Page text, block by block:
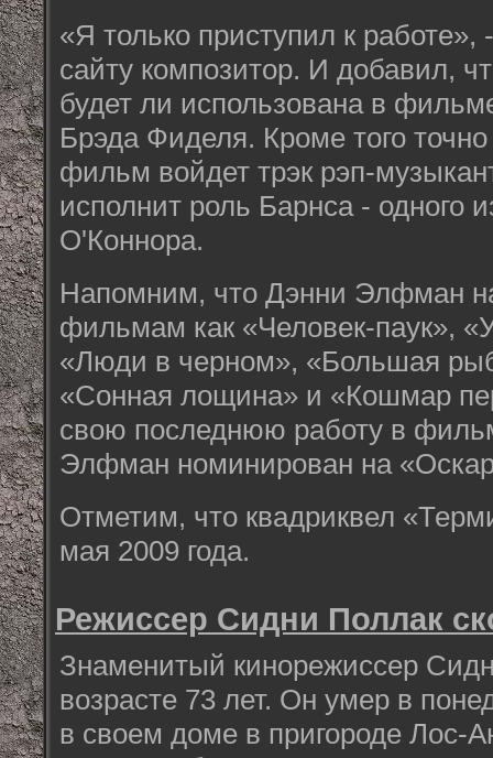
«Я только приступил к работе»,
сайту композитор. И добавил,
будет ли использована в
Брэда Фиделя. Кроме того
фильм войдет трэк рэп-
исполнит роль Барнса - одного
О'Коннора.
Напомним, что Дэнни Элфман
фильмам как «Человек-паук»,
«Люди в черном», «Большая
«Сонная лощина» и «Кошмар
свою последнюю работу в
Элфман номинирован на
Отметим, что квадриквел
мая 2009 года.
Режиссер Сидни Поллак
Знаменитый кинорежиссер
возрасте 73 лет. Он умер в
в своем доме в пригороде Лос-